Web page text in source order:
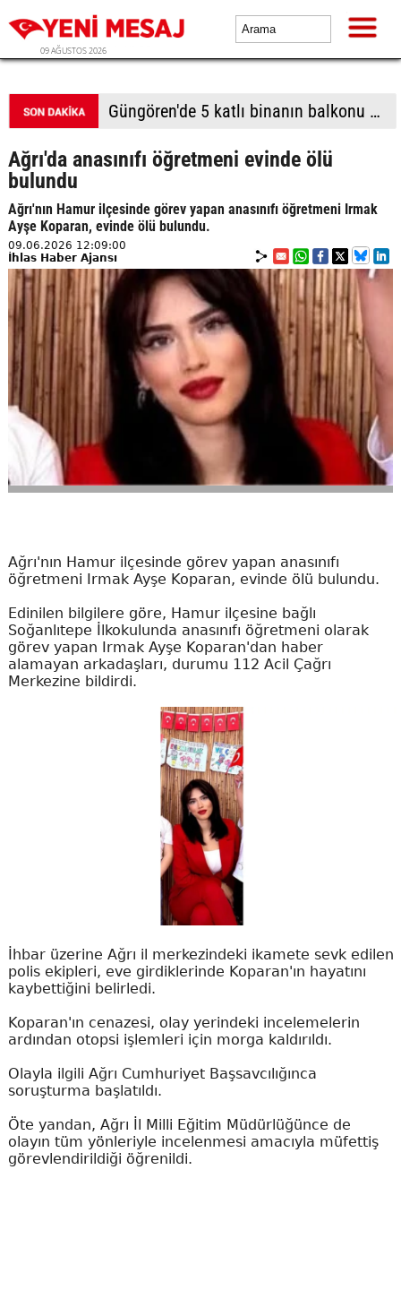
09 AĞUSTOS 2026
Güngören'de 5 katlı binanın balkonu çöktü
Ağrı'da anasınıfı öğretmeni evinde ölü
bulundu
Ağrı'nın Hamur ilçesinde görev yapan anasınıfı öğretmeni Irmak
Ayşe Koparan, evinde ölü bulundu.
09.06.2026 12:09:00
İhlas Haber Ajansı
Ağrı'nın Hamur ilçesinde görev yapan anasınıfı
öğretmeni Irmak Ayşe Koparan, evinde ölü bulundu.
Edinilen bilgilere göre, Hamur ilçesine bağlı
Soğanlıtepe İlkokulunda anasınıfı öğretmeni olarak
görev yapan Irmak Ayşe Koparan'dan haber
alamayan arkadaşları, durumu 112 Acil Çağrı
Merkezine bildirdi.
İhbar üzerine Ağrı il merkezindeki ikamete sevk edilen
polis ekipleri, eve girdiklerinde Koparan'ın hayatını
kaybettiğini belirledi.
Koparan'ın cenazesi, olay yerindeki incelemelerin
ardından otopsi işlemleri için morga kaldırıldı.
Olayla ilgili Ağrı Cumhuriyet Başsavcılığınca
soruşturma başlatıldı.
Öte yandan, Ağrı İl Milli Eğitim Müdürlüğünce de
olayın tüm yönleriyle incelenmesi amacıyla müfettiş
görevlendirildiği öğrenildi.